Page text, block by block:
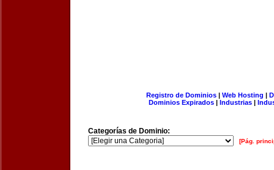
Registro de Dominios| Web Hosting |
Dominios Expirados | Industrias |
Categorías de Dominio:
[Pág.